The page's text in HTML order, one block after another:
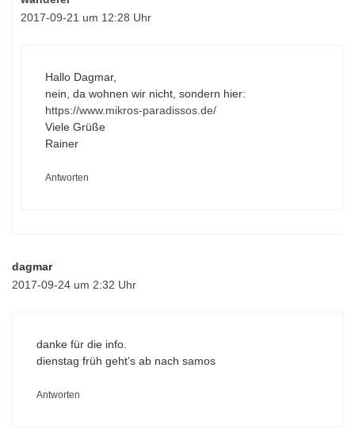
2017-09-21 um 12:28 Uhr
Hallo Dagmar,
nein, da wohnen wir nicht, sondern hier:
https://www.mikros-paradissos.de/
Viele Grüße
Rainer
Antworten
dagmar
2017-09-24 um 2:32 Uhr
danke für die info.
dienstag früh geht’s ab nach samos
Antworten